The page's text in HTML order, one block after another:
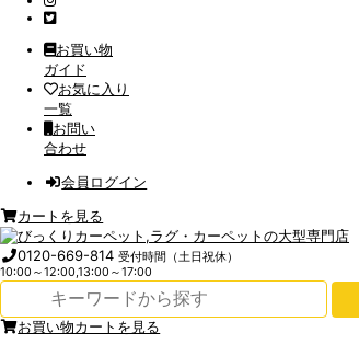
お買い物
ガイド
お気に入り
一覧
お問い
合わせ
会員ログイン
カートを見る
0120-669-814受付時間（土日祝休）
10:00～12:00,13:00～17:00
お買い物カートを見る